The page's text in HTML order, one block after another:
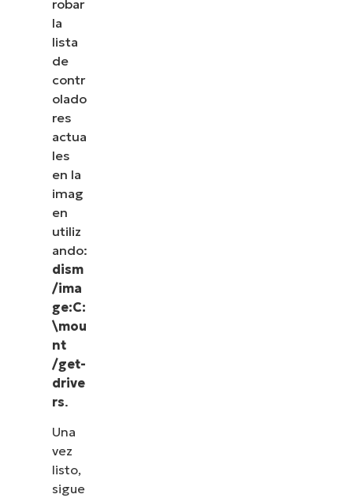
robar
la
lista
de
contr
olado
res
actua
les
en la
imag
en
utiliz
ando:
dism
/ima
ge:C:
\mou
nt
/get-
drive
rs.
Una
vez
listo,
sigue